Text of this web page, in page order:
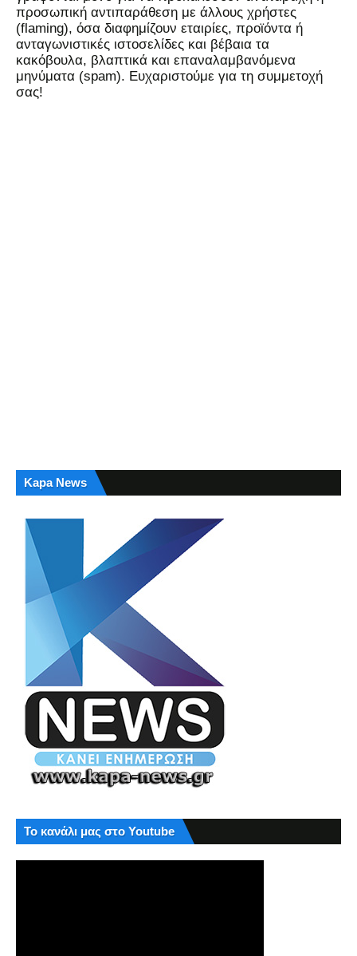
προσωπική αντιπαράθεση με άλλους χρήστες
(flaming), όσα διαφημίζουν εταιρίες, προϊόντα ή
ανταγωνιστικές ιστοσελίδες και βέβαια τα
κακόβουλα, βλαπτικά και επαναλαμβανόμενα
μηνύματα (spam). Ευχαριστούμε για τη συμμετοχή
σας!
Kapa News
Το κανάλι μας στο Youtube